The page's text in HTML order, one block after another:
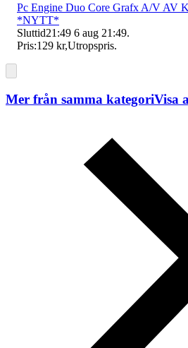
Pc Engine Duo Core Grafx A/V AV
*NYTT*
Sluttid21:49 6 aug 21:49.
Pris:129 kr,Utropspris.
Mer från samma kategoriVisa